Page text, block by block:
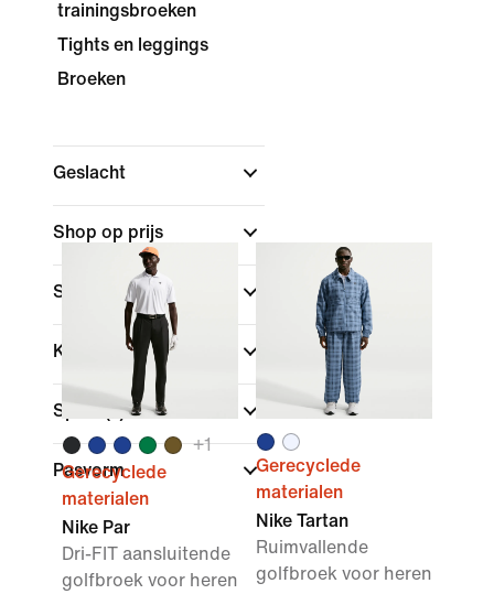
trainingsbroeken
Tights en leggings
Broeken
Geslacht
Shop op prijs
Sale en aanbiedingen
Kleur
Sport (1)
Pasvorm
+1
Gerecyclede
materialen
Nike Par
Dri-FIT aansluitende
golfbroek voor heren
Gerecyclede
materialen
Nike Tartan
Ruimvallende
golfbroek voor heren